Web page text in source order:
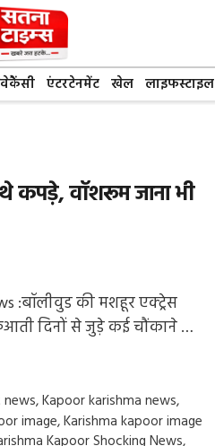
एंटरटेनमेंट खेल लाइफस्टाइल
कपड़े, वॉशरूम जाना भी
:बॉलीवुड की मशहूर एक्ट्रेस
दिनों से जुड़े कई चौंकाने …
,Kapoor karishma news,
image,Karishma kapoor image
Kapoor Shocking News,